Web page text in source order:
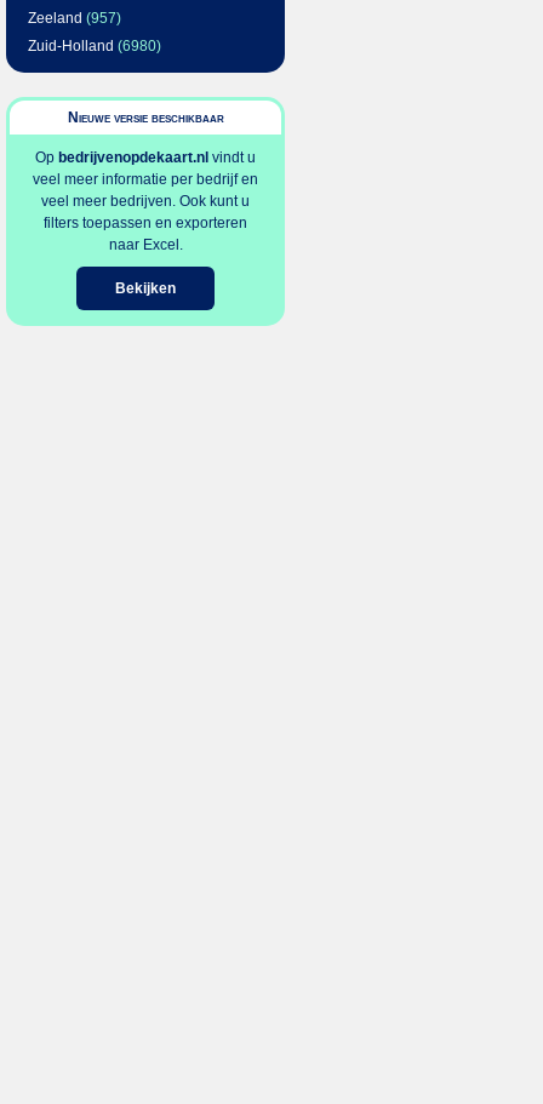
Zeeland (957)
Zuid-Holland (6980)
Nieuwe versie beschikbaar
Op bedrijvenopdekaart.nl vindt u
veel meer informatie per bedrijf en
veel meer bedrijven. Ook kunt u
filters toepassen en exporteren
naar Excel.
Bekijken